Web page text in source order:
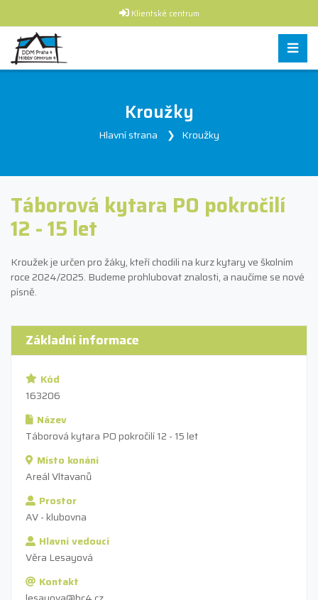
Klientské centrum
Kroužky
Hlavní strana Kroužky
Táborová kytara PO pokročilí
12 - 15 let
Kroužek je určen pro žáky, kteří chodili na kurz kytary ve školním
roce 2024/2025. Budeme prohlubovat znalosti, a naučíme se nové
písně.
Základní informace
Kód
163206
Název
Táborová kytara PO pokročilí 12 - 15 let
Místo konání
Areál Vltavanů
Prostor
AV - klubovna
Hlavní vedoucí
Věra Lesayová
Kontakt